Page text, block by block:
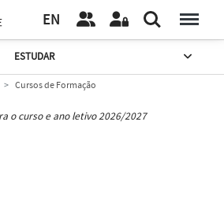
EN
ESTUDAR
Cursos de Formação
o curso e ano letivo 2026/2027